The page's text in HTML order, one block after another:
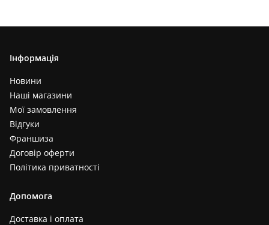
Інформація
Новини
Наші магазини
Мої замовлення
Відгуки
Франшиза
Договір оферти
Політика приватності
Допомога
Доставка і оплата